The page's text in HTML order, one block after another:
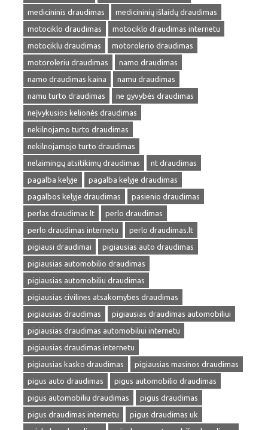
medicininis draudimas
medicininių išlaidų draudimas
motociklo draudimas
motociklo draudimas internetu
motociklu draudimas
motorolerio draudimas
motoroleriu draudimas
namo draudimas
namo draudimas kaina
namu draudimas
namu turto draudimas
ne gyvybės draudimas
neįvykusios kelionės draudimas
nekilnojamo turto draudimas
nekilnojamojo turto draudimas
nelaimingų atsitikimų draudimas
nt draudimas
pagalba kelyje
pagalba kelyje draudimas
pagalbos kelyje draudimas
pasienio draudimas
perlas draudimas lt
perlo draudimas
perlo draudimas internetu
perlo draudimas.lt
pigiausi draudimai
pigiausias auto draudimas
pigiausias automobilio draudimas
pigiausias automobiliu draudimas
pigiausias civilines atsakomybes draudimas
pigiausias draudimas
pigiausias draudimas automobiliui
pigiausias draudimas automobiliui internetu
pigiausias draudimas internetu
pigiausias kasko draudimas
pigiausias masinos draudimas
pigus auto draudimas
pigus automobilio draudimas
pigus automobiliu draudimas
pigus draudimas
pigus draudimas internetu
pigus draudimas uk